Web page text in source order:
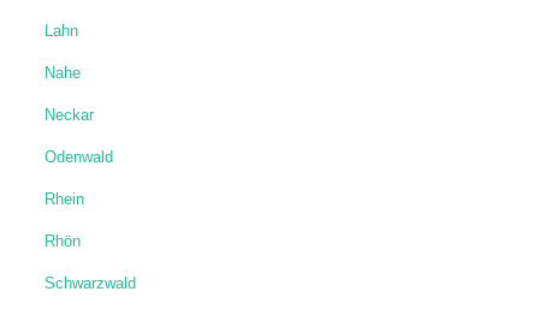
Lahn
Nahe
Neckar
Odenwald
Rhein
Rhön
Schwarzwald